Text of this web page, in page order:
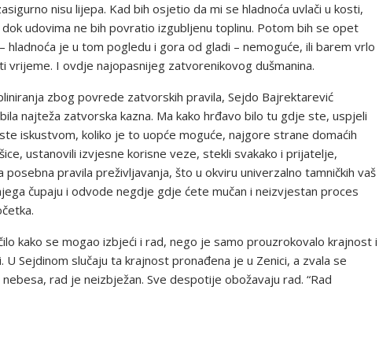
nisu lijepa. Kad bih osjetio da mi se hladnoća uvlači u kosti,
udovima ne bih povratio izgubljenu toplinu. Potom bih se opet
hladnoća je u tom pogledu i gora od gladi – nemoguće, ili barem vrlo
I ovdje najopasnijeg zatvorenikovog dušmanina.
zbog povrede zatvorskih pravila, Sejdo Bajrektarević
najteža zatvorska kazna. Ma kako hrđavo bilo tu gdje ste, uspjeli
iskustvom, koliko je to uopće moguće, najgore strane domaćih
ustanovili izvjesne korisne veze, stekli svakako i prijatelje,
pravila preživljavanja, što u okviru univerzalno tamničkih vaš
čupaju i odvode negdje gdje ćete mučan i neizvjestan proces
kako se mogao izbjeći i rad, nego je samo prouzrokovalo krajnost i
Sejdinom slučaju ta krajnost pronađena je u Zenici, a zvala se
rad je neizbježan. Sve despotije obožavaju rad. “Rad